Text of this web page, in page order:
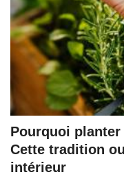
Pourquoi
Cette tradition
intérieur